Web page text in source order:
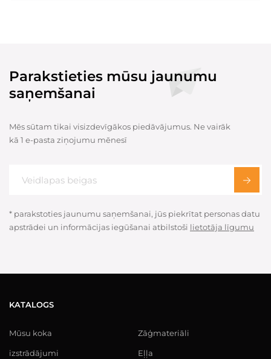
Parakstieties mūsu jaunumu
saņemšanai
Mēs sūtam tikai visizdevīgākos piedāvājumus. Ne vairāk
kā 1 e-pasta ziņojumu mēnesī
* parakstoties jaunumu saņemšanai, jūs piekrītat personas datu
apstrādei un informācijas iegūšanai atbilstoši lietotāja līgumu
KATALOGS
Mūsu koka
izstrādājumi
Zāģmateriāli
Eļļa